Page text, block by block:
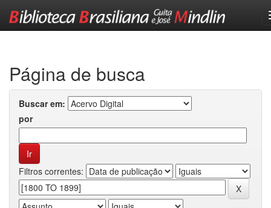
Página de busca
Buscar em:
por
Filtros correntes: